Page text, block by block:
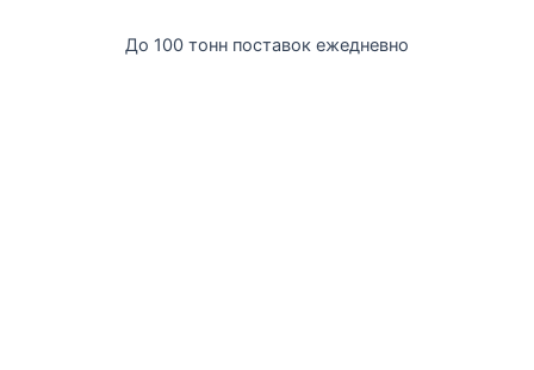
До 100 тонн поставок ежедневно